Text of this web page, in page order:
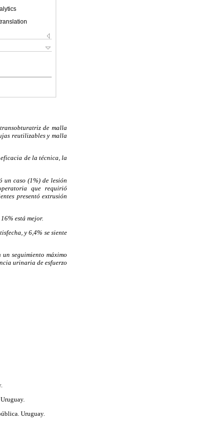
de malla
reutilizables y malla
de la técnica, la
un caso (1%) de lesión
que requirió
presentó extrusión
está mejor.
y 6,4% se siente
seguimiento máximo
urinaria de esfuerzo
Uruguay.